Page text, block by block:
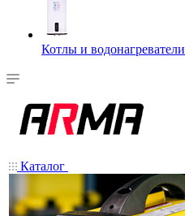
Котлы и водонагреватели
Каталог